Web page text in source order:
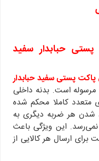
حبابدار سفید
پاکت پستی سفید حبابدار
مرسوله است. بدنه داخلی
متعدد کاملا محکم شده
شدن هر ضربه دیگری به
این ویژگی باعث
برای ارسال هر کالایی از